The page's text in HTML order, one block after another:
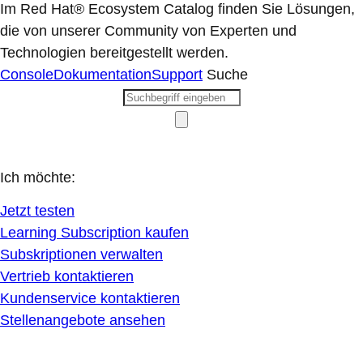
Im Red Hat® Ecosystem Catalog finden Sie Lösungen,
die von unserer Community von Experten und
Technologien bereitgestellt werden.
ConsoleDokumentationSupport Suche
Ich möchte:
Jetzt testen
Learning Subscription kaufen
Subskriptionen verwalten
Vertrieb kontaktieren
Kundenservice kontaktieren
Stellenangebote ansehen